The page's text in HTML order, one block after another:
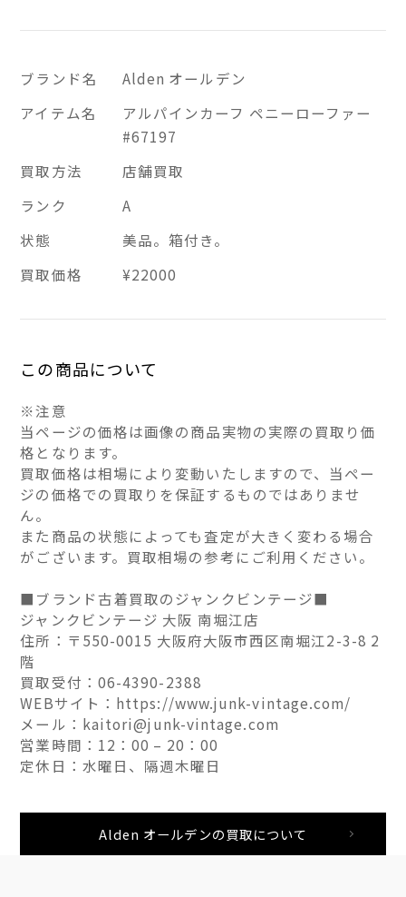
ブランド名
Alden オールデン
アイテム名
アルパインカーフ ペニーローファー
#67197
買取方法
店舗買取
ランク
A
状態
美品。箱付き。
買取価格
¥22000
この商品について
※注意
当ページの価格は画像の商品実物の実際の買取り価
格となります。
買取価格は相場により変動いたしますので、当ペー
ジの価格での買取りを保証するものではありませ
ん。
また商品の状態によっても査定が大きく変わる場合
がございます。買取相場の参考にご利用ください。
■ブランド古着買取のジャンクビンテージ■
ジャンクビンテージ 大阪 南堀江店
住所：〒550-0015 大阪府大阪市西区南堀江2-3-8 2
階
買取受付：06-4390-2388
WEBサイト：https://www.junk-vintage.com/
メール：kaitori@junk-vintage.com
営業時間：12：00 – 20：00
定休日：水曜日、隔週木曜日
Alden オールデンの買取について